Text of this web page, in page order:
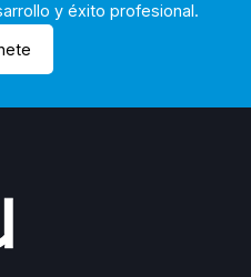
y éxito profesional.